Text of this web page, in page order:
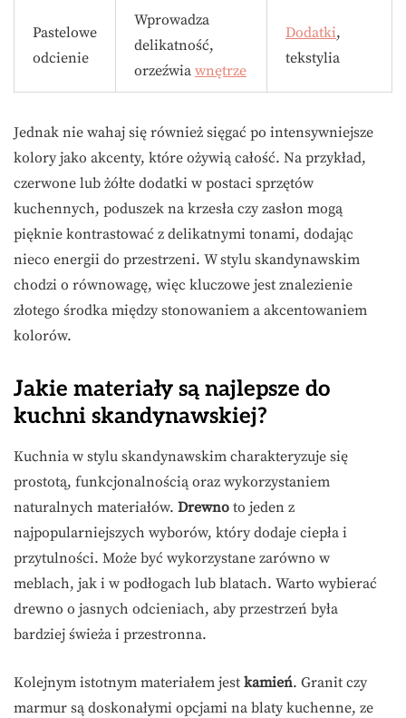
Pastelowe
odcienie
Wprowadza
delikatność,
orzeźwia wnętrze
Dodatki,
tekstylia
Jednak nie wahaj się również sięgać po intensywniejsze
kolory jako akcenty, które ożywią całość. Na przykład,
czerwone lub żółte dodatki w postaci sprzętów
kuchennych, poduszek na krzesła czy zasłon mogą
pięknie kontrastować z delikatnymi tonami, dodając
nieco energii do przestrzeni. W stylu skandynawskim
chodzi o równowagę, więc kluczowe jest znalezienie
złotego środka między stonowaniem a akcentowaniem
kolorów.
Jakie materiały są najlepsze do
kuchni skandynawskiej?
Kuchnia w stylu skandynawskim charakteryzuje się
prostotą, funkcjonalnością oraz wykorzystaniem
naturalnych materiałów. Drewno to jeden z
najpopularniejszych wyborów, który dodaje ciepła i
przytulności. Może być wykorzystane zarówno w
meblach, jak i w podłogach lub blatach. Warto wybierać
drewno o jasnych odcieniach, aby przestrzeń była
bardziej świeża i przestronna.
Kolejnym istotnym materiałem jest kamień. Granit czy
marmur są doskonałymi opcjami na blaty kuchenne, ze